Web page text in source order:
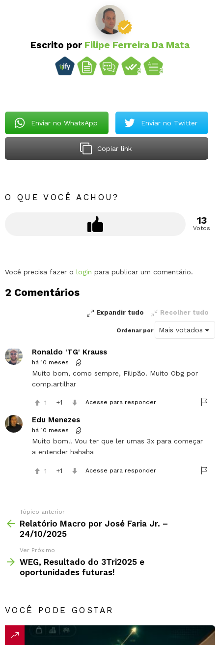
Escrito por Filipe Ferreira Da Mata
Enviar no WhatsApp Enviar no Twitter
Copiar link
O QUE VOCÊ ACHOU?
13
Votos
Deixe
comentário
Você precisa fazer o login para publicar um comentário.
2 Comentários
Expandir tudo Recolher tudo
Ordenar por
Ronaldo 'TG' Krauss
há 10 meses
Muito bom, como sempre, Filipão. Muito Obg por
comp.artilhar
1 1 Acesse para responder
Edu Menezes
há 10 meses
Muito bom!! Vou ter que ler umas 3x para começar
a entender hahaha
1 1 Acesse para responder
Tópico anterior
Relatório Macro por José Faria Jr. –
24/10/2025
Ver Próximo
WEG, Resultado do 3Tri2025 e
oportunidades futuras!
VOCÊ PODE GOSTAR